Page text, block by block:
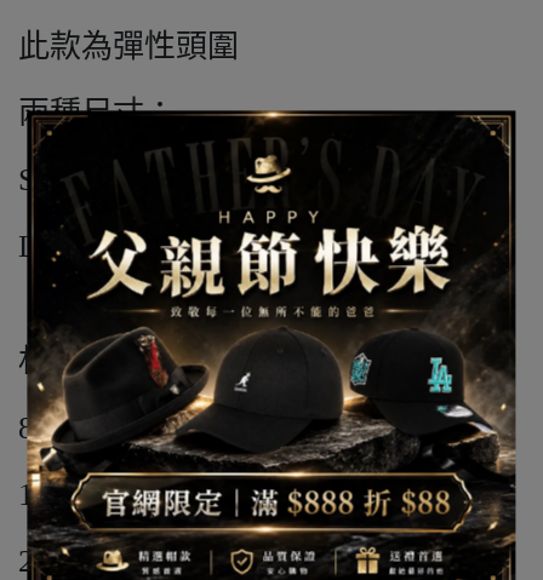
此款為彈性頭圍
兩種尺寸：
S/M(54cm-56cm)
L-XL(58cm-61cm)
材質:
83% 壓克力纖維 / 丙烯酸
15% 羊毛
2% 彈性纖維